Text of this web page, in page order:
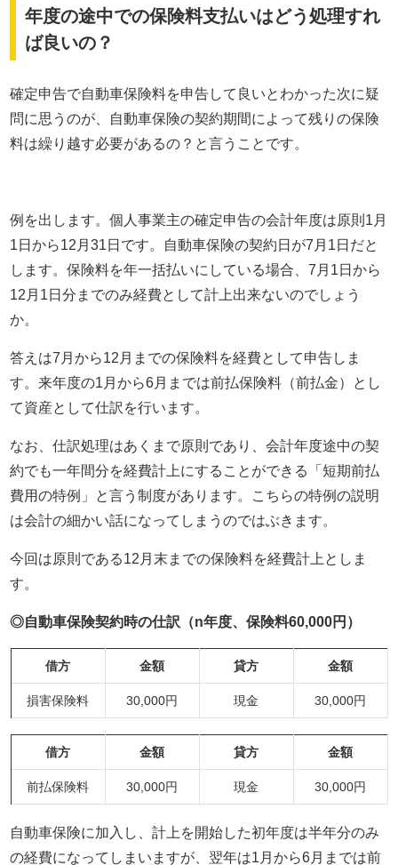
年度の途中での保険料支払いはどう処理すれ
ば良いの？
確定申告で自動車保険料を申告して良いとわかった次に疑
問に思うのが、自動車保険の契約期間によって残りの保険
料は繰り越す必要があるの？と言うことです。
例を出します。個人事業主の確定申告の会計年度は原則 1 月
1 日から12 月31 日です。自動車保険の契約日が7月 1 日だと
します。保険料を年一括払いにしている場合、7 月 1 日から
12 月 1 日分までのみ経費として計上出来ないのでしょう
か。
答えは7 月から12 月までの保険料を経費として申告しま
す。来年度の1 月から6月までは前払保険料（前払金）とし
て資産として仕訳を行います。
なお、仕訳処理はあくまで原則であり、会計年度途中の契
約でも一年間分を経費計上にすることができる「短期前払
費用の特例」と言う制度があります。こちらの特例の説明
は会計の細かい話になってしまうのではぶきます。
今回は原則である12月末までの保険料を経費計上としま
す。
◎自動車保険契約時の仕訳（n年度、保険料60,000円）
借方 金額 貸方 金額
損害保険料 30,000円 現金 30,000円
借方 金額 貸方 金額
前払保険料 30,000円 現金 30,000円
自動車保険に加入し、計上を開始した初年度は半年分のみ
の経費になってしまいますが、翌年は1 月から6月までは前